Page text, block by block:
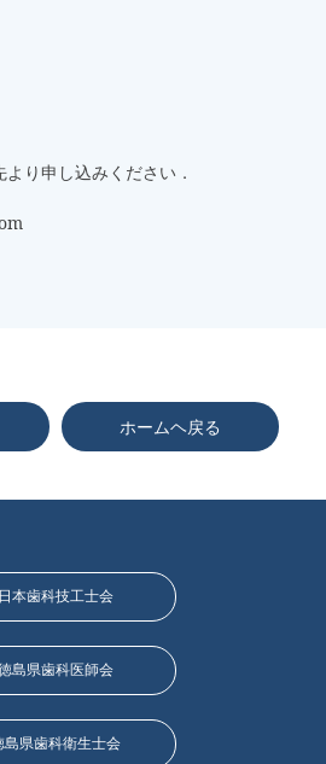
り申し込みください．
ホームヘ戻る
日本歯科技工士会
島県歯科医師会
島県歯科衛生士会